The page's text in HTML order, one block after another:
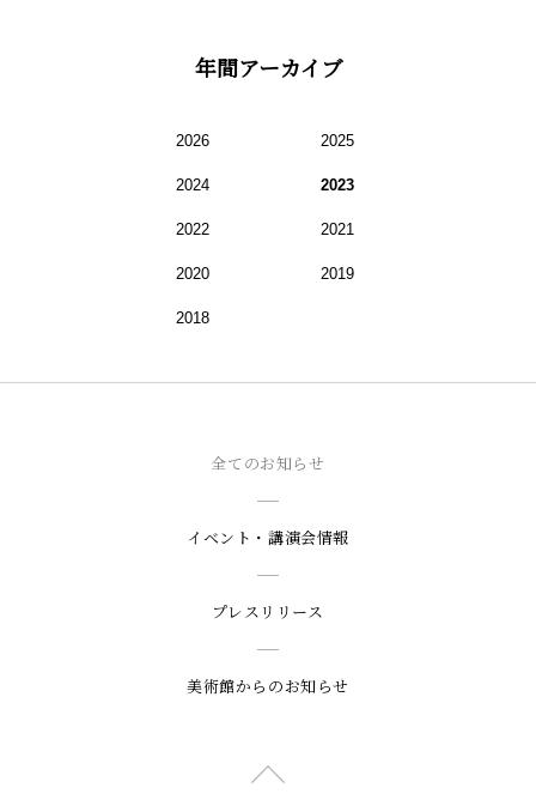
年間アーカイブ
2026 2025
2024 2023
2022 2021
2020 2019
2018
全てのお知らせ
イベント・講演会情報
プレスリリース
美術館からのお知らせ